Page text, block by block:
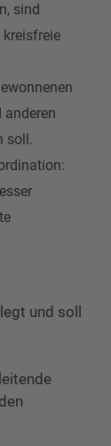
sind
soll.
und soll